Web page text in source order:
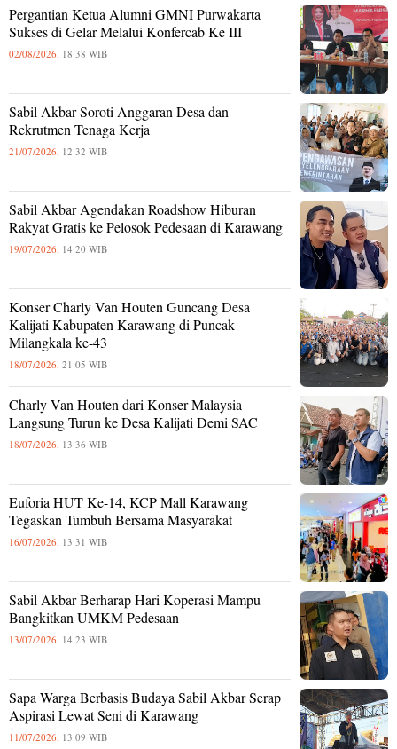
Pergantian Ketua Alumni GMNI Purwakarta
Sukses di Gelar Melalui Konfercab Ke III
02/08/2026, 18:38 WIB
Sabil Akbar Soroti Anggaran Desa dan
Rekrutmen Tenaga Kerja
21/07/2026, 12:32 WIB
Sabil Akbar Agendakan Roadshow Hiburan
Rakyat Gratis ke Pelosok Pedesaan di Karawang
19/07/2026, 14:20 WIB
Konser Charly Van Houten Guncang Desa
Kalijati Kabupaten Karawang di Puncak
Milangkala ke-43
18/07/2026, 21:05 WIB
Charly Van Houten dari Konser Malaysia
Langsung Turun ke Desa Kalijati Demi SAC
18/07/2026, 13:36 WIB
Euforia HUT Ke-14, KCP Mall Karawang
Tegaskan Tumbuh Bersama Masyarakat
16/07/2026, 13:31 WIB
Sabil Akbar Berharap Hari Koperasi Mampu
Bangkitkan UMKM Pedesaan
13/07/2026, 14:23 WIB
Sapa Warga Berbasis Budaya Sabil Akbar Serap
Aspirasi Lewat Seni di Karawang
11/07/2026, 13:09 WIB